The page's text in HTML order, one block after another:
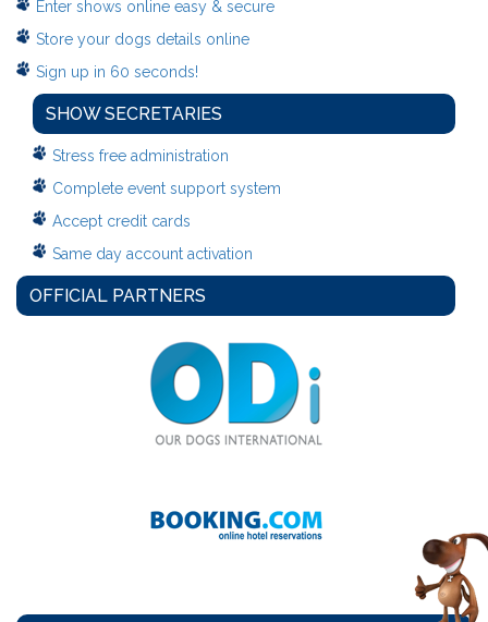
Enter shows online easy & secure
Store your dogs details online
Sign up in 60 seconds!
SHOW SECRETARIES
Stress free administration
Complete event support system
Accept credit cards
Same day account activation
OFFICIAL PARTNERS